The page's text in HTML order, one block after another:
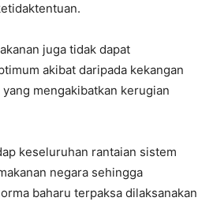
juga tidak dapat
akibat daripada kekangan
mengakibatkan kerugian
keseluruhan rantaian sistem
negara sehingga
baharu terpaksa dilaksanakan